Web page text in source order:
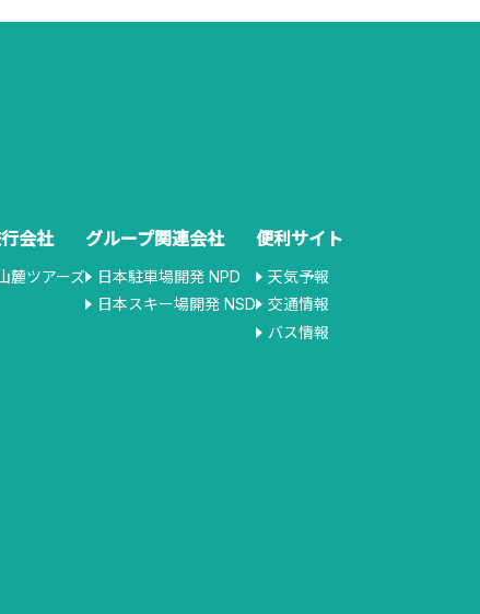
会社
麓ツアーズ
グループ関連会社
日本駐車場開発 NPD
日本スキー場開発 NSD
便利サイト
天気予報
交通情報
バス情報